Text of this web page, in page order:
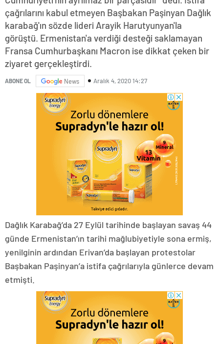
çağrılarını kabul etmeyen Başbakan Paşinyan Dağlık
karabağ'ın sözde lideri Arayik Harutyunyan'la
görüştü. Ermenistan'a verdiği desteği saklamayan
Fransa Cumhurbaşkanı Macron ise dikkat çeken bir
ziyaret gerçekleştirdi.
ABONE OL News Aralık 4, 2020 14:27
Dağlık Karabağ’da 27 Eylül tarihinde başlayan savaş 44
günde Ermenistan’ın tarihi mağlubiyetiyle sona ermiş,
yenilginin ardından Erivan’da başlayan protestolar
Başbakan Paşinyan’a istifa çağrılarıyla günlerce devam
etmişti.